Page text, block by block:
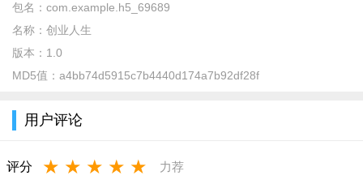
游戏。通过各种经营策略、挑战全球商界大佬，赚取金币，最终
包名： com.example.h5_69689
名称： 创业人生
版本： 1.0
MD5值： a4bb74d5915c7b4440d174a7b92df28f
用户评论
评分 ★ ★ ★ ★ ★ 力荐